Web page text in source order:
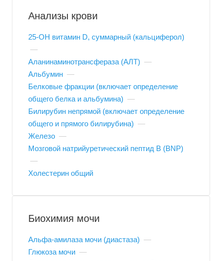
Анализы крови
25-OH витамин D, суммарный (кальциферол)
—
Аланинаминотрансфераза (АЛТ) —
Альбумин —
Белковые фракции (включает определение
общего белка и альбумина) —
Билирубин непрямой (включает определение
общего и прямого билирубина) —
Железо —
Мозговой натрийуретический пептид B (BNP)
—
Холестерин общий
Биохимия мочи
Альфа-амилаза мочи (диастаза) —
Глюкоза мочи —